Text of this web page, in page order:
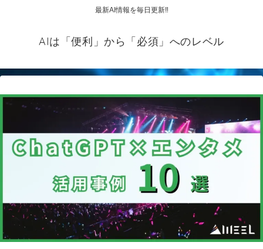
最新AI情報を毎日更新‼
AIは「便利」から「必須」へのレベル